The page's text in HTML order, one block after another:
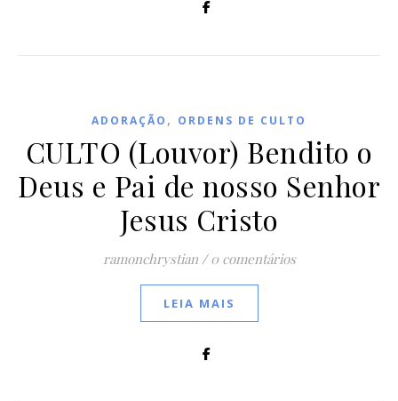
ADORAÇÃO , ORDENS DE CULTO
CULTO (Louvor) Bendito o
Deus e Pai de nosso Senhor
Jesus Cristo
ramonchrystian / 0 comentários
LEIA MAIS